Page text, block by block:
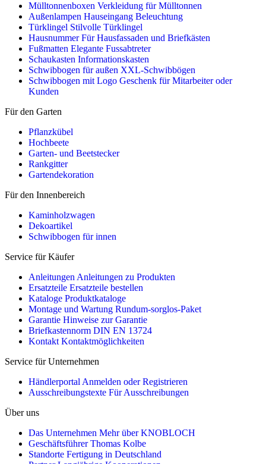
Mülltonnenboxen Verkleidung für Mülltonnen
Außenlampen Hauseingang Beleuchtung
Türklingel Stilvolle Türklingel
Hausnummer Für Hausfassaden und Briefkästen
Fußmatten Elegante Fussabtreter
Schaukasten Informationskasten
Schwibbogen für außen XXL-Schwibbögen
Schwibbogen mit Logo Geschenk für Mitarbeiter oder
Kunden
Für den Garten
Pflanzkübel
Hochbeete
Garten- und Beetstecker
Rankgitter
Gartendekoration
Für den Innenbereich
Kaminholzwagen
Dekoartikel
Schwibbogen für innen
Service für Käufer
Anleitungen Anleitungen zu Produkten
Ersatzteile Ersatzteile bestellen
Kataloge Produktkataloge
Montage und Wartung Rundum-sorglos-Paket
Garantie Hinweise zur Garantie
Briefkastennorm DIN EN 13724
Kontakt Kontaktmöglichkeiten
Service für Unternehmen
Händlerportal Anmelden oder Registrieren
Ausschreibungstexte Für Ausschreibungen
Über uns
Das Unternehmen Mehr über KNOBLOCH
Geschäftsführer Thomas Kolbe
Standorte Fertigung in Deutschland